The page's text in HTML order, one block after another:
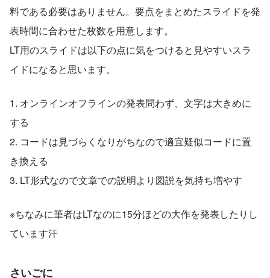
料である必要はありません。要点をまとめたスライドを発
表時間に合わせた枚数を用意します。
LT用のスライドは以下の点に気をつけると見やすいスラ
イドになると思います。
1. オンラインオフラインの発表問わず、文字は大きめに
する
2. コードは見づらくなりがちなので適宜疑似コードに置
き換える
3. LT形式なので文章での説明より図説を気持ち増やす
※ちなみに筆者はLTなのに15分ほどの大作を発表したりし
ています汗
さいごに